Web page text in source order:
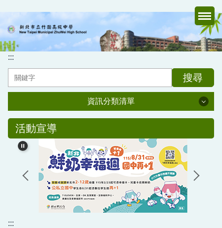
主
要
內
容
:::
搜尋
資訊分類清單
資訊分類清單
認識竹中
行政處室
家長會
媒體報導專區
活動宣導
:::